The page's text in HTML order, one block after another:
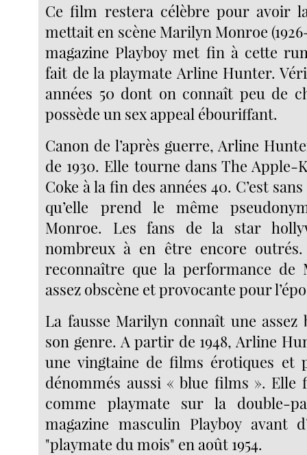
Ce film restera célèbre pour avoir
mettait en scène Marilyn Monroe (1926-
magazine Playboy met fin à cette
fait de la playmate Arline Hunter.
années 50 dont on connaît peu de
possède un sex appeal ébouriffant.
Canon de l’après guerre, Arline
de 1930. Elle tourne dans The Apple-
Coke à la fin des années 40. C’est
qu’elle prend le même
Monroe. Les fans de la star
nombreux à en être encore
reconnaître que la performance de
assez obscène et provocante pour
La fausse Marilyn connaît une
son genre. A partir de 1948, Arline
une vingtaine de films érotiques et
dénommés aussi « blue films ». Elle
comme playmate sur la double-
magazine masculin Playboy avant
"playmate du mois" en août 1954.